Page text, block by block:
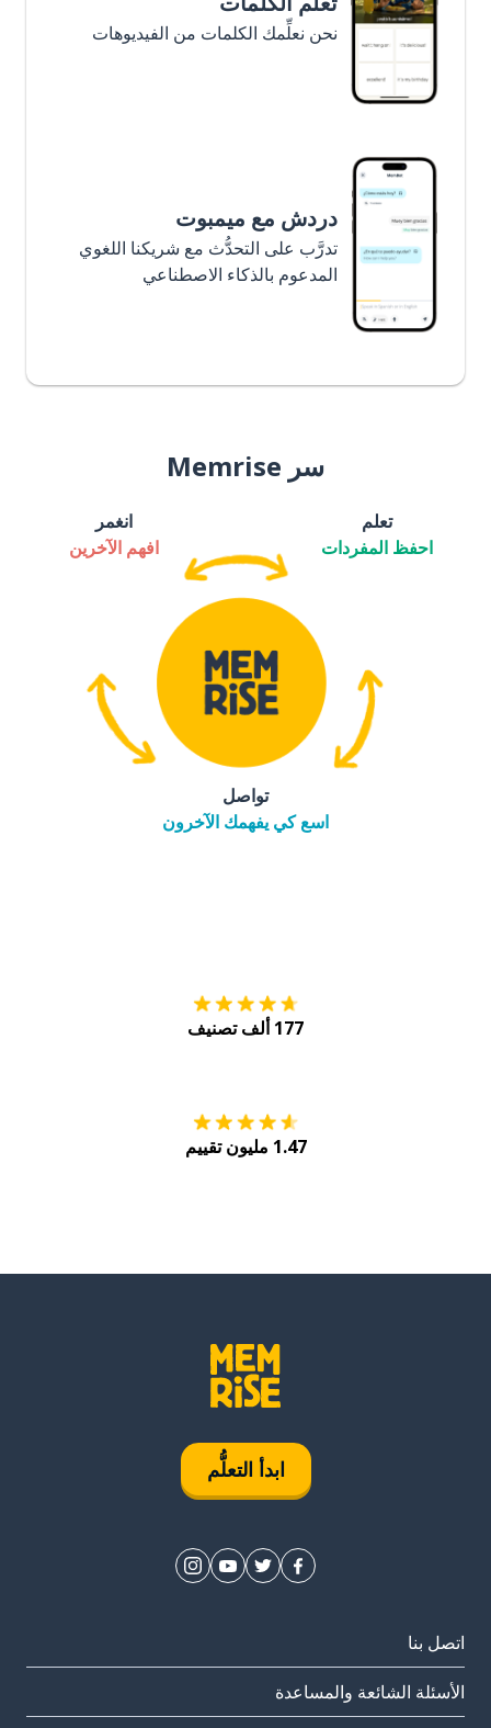
نحن نعلِّمك الكلمات من الفيديوهات
دردش مع ميمبوت
تدرَّب على التحدُّث مع شريكنا اللغوي
المدعوم بالذكاء الاصطناعي
سر Memrise
تعلم
احفظ المفردات
انغمر
افهم الآخرين
تواصل
اسع كي يفهمك الآخرون
177 ألف تصنيف
1.47 مليون تقييم
ابدأ التعلُّم
اتصل بنا
الأسئلة الشائعة والمساعدة